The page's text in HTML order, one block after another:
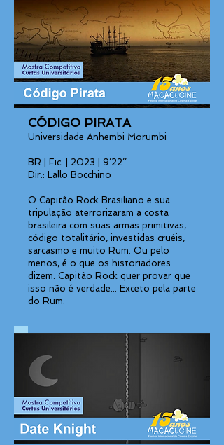
CÓDIGO PIRATA
Universidade Anhembi Morumbi
BR | Fic. | 2023 | 9’22’’
Dir.: Lallo Bocchino
O Capitão Rock Brasiliano e sua
tripulação aterrorizaram a costa
brasileira com suas armas primitivas,
código totalitário, investidas cruéis,
sarcasmo e muito Rum. Ou pelo
menos, é o que os historiadores
dizem. Capitão Rock quer provar que
isso não é verdade... Exceto pela parte
do Rum.